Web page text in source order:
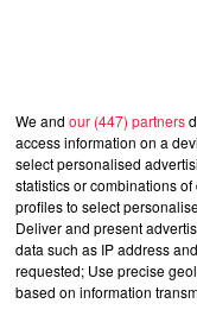
We and our (447) partners
access information on a
select personalised
statistics or combinations
profiles to select
Deliver and present
data such as IP address
requested; Use precise
based on information